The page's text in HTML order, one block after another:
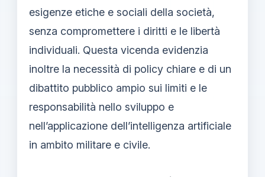
esigenze etiche e sociali della società,
senza compromettere i diritti e le libertà
individuali. Questa vicenda evidenzia
inoltre la necessità di policy chiare e di un
dibattito pubblico ampio sui limiti e le
responsabilità nello sviluppo e
nell’applicazione dell’intelligenza artificiale
in ambito militare e civile.